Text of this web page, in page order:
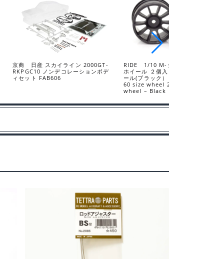
京商 日産 スカイライン 2000GT-
RKPGC10 ノンデコレーションボデ
ィセット FAB606
RIDE 1/10 M-シャシー用60
ホイール ２個入り 10スポー
ール(ブラック） 1/10 M-
60 size wheel 2 pieces
wheel – Black 35402